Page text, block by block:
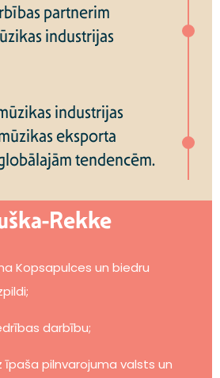
partnerim
industrijas
industrijas
eksporta
tendencēm.
Rekke
Kopsapulces un biedru
darbību;
īpaša pilnvarojuma valsts un